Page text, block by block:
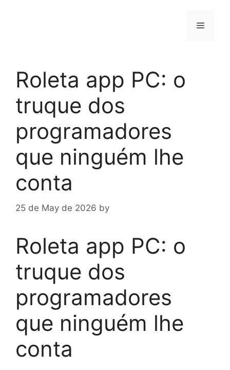
Menu
Roleta app PC: o
truque dos
programadores
que ninguém lhe
conta
25 de May de 2026 by
Roleta app PC: o
truque dos
programadores
que ninguém lhe
conta